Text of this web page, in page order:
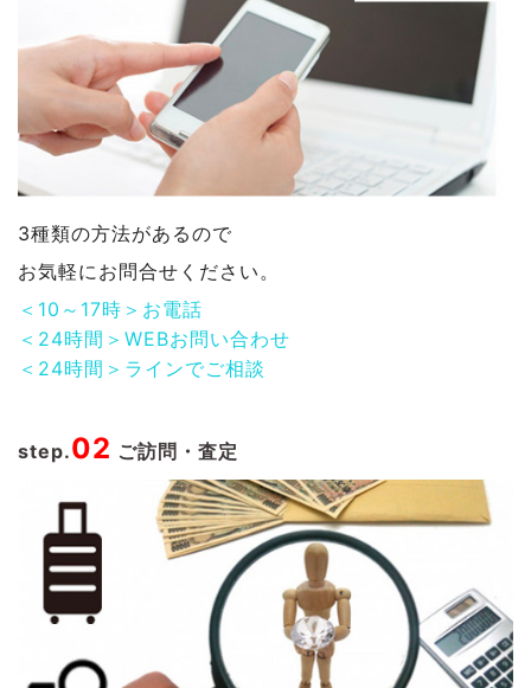
3種類の方法があるので
お気軽にお問合せください。
＜10～17時＞お電話
＜24時間＞WEBお問い合わせ
＜24時間＞ラインでご相談
step.02 ご訪問・査定